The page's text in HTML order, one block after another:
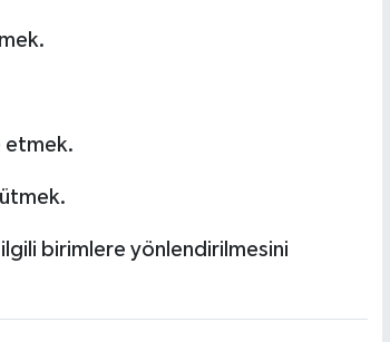
etmek.
birimlere yönlendirilmesini